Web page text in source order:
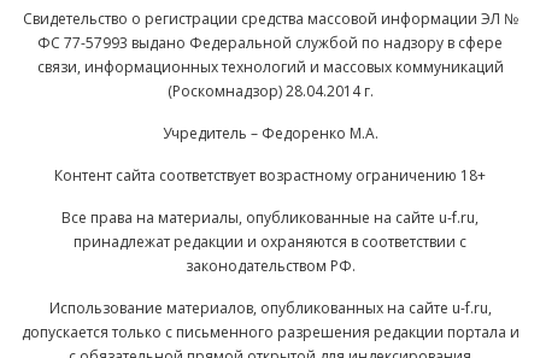
Свидетельство о регистрации средства массовой информации ЭЛ №
ФС 77-57993 выдано Федеральной службой по надзору в сфере
связи, информационных технологий и массовых коммуникаций
(Роскомнадзор) 28.04.2014 г.
Учредитель – Федоренко М.А.
Контент сайта соответствует возрастному ограничению 18+
Все права на материалы, опубликованные на сайте u-f.ru,
принадлежат редакции и охраняются в соответствии с
законодательством РФ.
Использование материалов, опубликованных на сайте u-f.ru,
допускается только с письменного разрешения редакции портала и